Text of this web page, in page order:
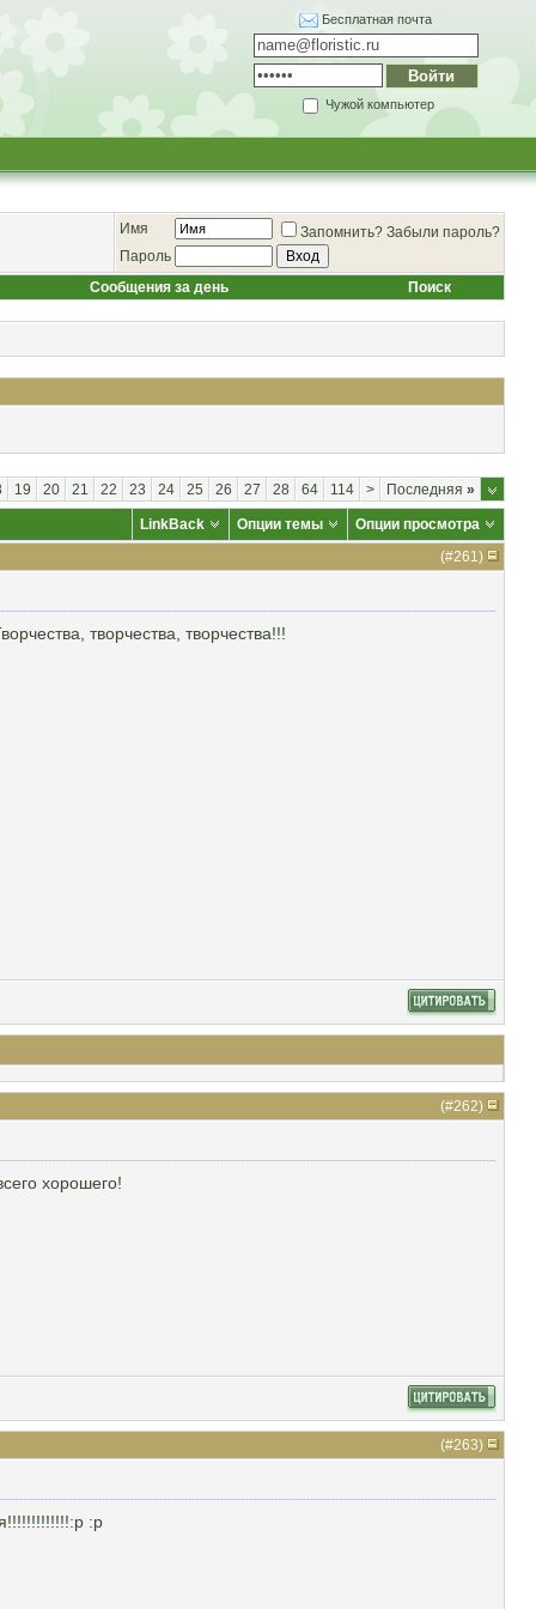
Бесплатная почта
Чужой компьютер
Имя Запомнить? Забыли пароль?
Пароль
Сообщения за день Поиск
19 20 21 22 23 24 25 26 27 28 64 114 > Последняя »
LinkBack Опции темы
Опции просмотра
(#261)
творчества, творчества!!!
(#262)
хорошего!
(#263)
:p